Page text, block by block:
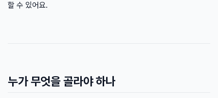
할 수 있어요.
누가 무엇을 골라야 하나